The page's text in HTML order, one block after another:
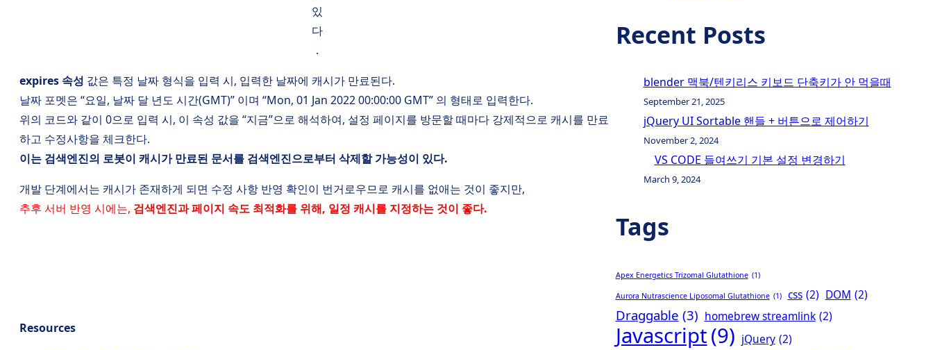
있
다
.
expires 속성 값은 특정 날짜 형식을 입력 시, 입력한 날짜에 캐시가 만료된다.
날짜 포멧은 “요일, 날짜 달 년도 시간(GMT)” 이며 “Mon, 01 Jan 2022 00:00:00 GMT” 의 형태로 입력한다.
위의 코드와 같이 0으로 입력 시, 이 속성 값을 “지금”으로 해석하여, 설정 페이지를 방문할 때마다 강제적으로 캐시를 만료
하고 수정사항을 체크한다.
이는 검색엔진의 로봇이 캐시가 만료된 문서를 검색엔진으로부터 삭제할 가능성이 있다.
개발 단계에서는 캐시가 존재하게 되면 수정 사항 반영 확인이 번거로우므로 캐시를 없애는 것이 좋지만,
추후 서버 반영 시에는, 검색엔진과 페이지 속도 최적화를 위해, 일정 캐시를 지정하는 것이 좋다.
Resources
Recent Posts
blender 맥북/텐키리스 키보드 단축키가 안 먹을때
September 21, 2025
jQuery UI Sortable 핸들 + 버튼으로 제어하기
November 2, 2024
VS CODE 들여쓰기 기본 설정 변경하기
March 9, 2024
Tags
Apex Energetics Trizomal Glutathione (1)
Aurora Nutrascience Liposomal Glutathione (1) css (2) DOM (2)
Draggable (3) homebrew streamlink (2)
Javascript(9) jQuery (2)